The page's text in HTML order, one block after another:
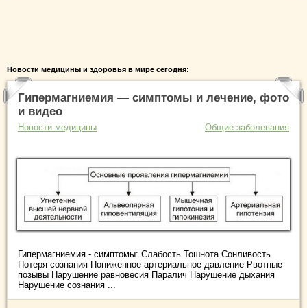
Новости медицины и здоровья в мире сегодня:
Гипермагниемия — симптомы и лечение, фото
и видео
Новости медицины Общие заболевания
Гипермагниемия - симптомы: Слабость Тошнота Сонливость
Потеря сознания Пониженное артериальное давление Рвотные
позывы Нарушение равновесия Паралич Нарушение дыхания
Нарушение сознания ...